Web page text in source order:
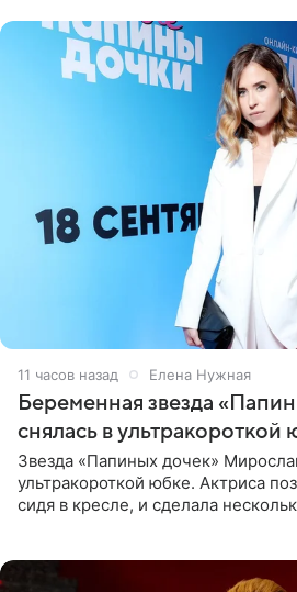
11 часов назад Елена Нужная
Беременная звезда
снялась в ультракороткой
Звезда «Папиных дочек»
ультракороткой юбке. Актриса
сидя в кресле, и сделала